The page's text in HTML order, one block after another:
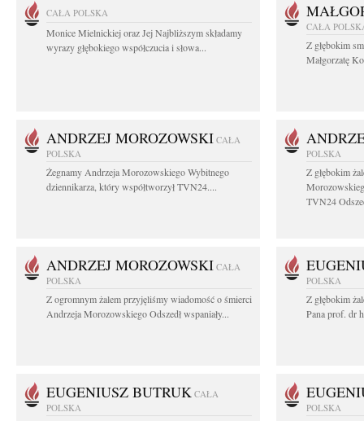
CAŁA POLSKA
Monice Mielnickiej oraz Jej Najbliższym składamy
wyrazy głębokiego współczucia i słowa...
CAŁA
Z głębokim
Małgorzatę
ANDRZEJ MOROZOWSKI CAŁA
POLSKA
Żegnamy Andrzeja Morozowskiego Wybitnego
dziennikarza, który współtworzył TVN24....
POLSKA
Z głębokim
TVN24
ANDRZEJ MOROZOWSKI CAŁA
POLSKA
Z ogromnym żalem przyjęliśmy wiadomość o śmierci
Andrzeja Morozowskiego Odszedł wspaniały...
POLSKA
Z głębokim
Pana prof. dr
EUGENIUSZ BUTRUK CAŁA
POLSKA
POLSKA